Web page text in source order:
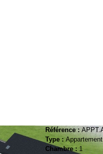
Référence :
Type :Appartement
Chambre : 1